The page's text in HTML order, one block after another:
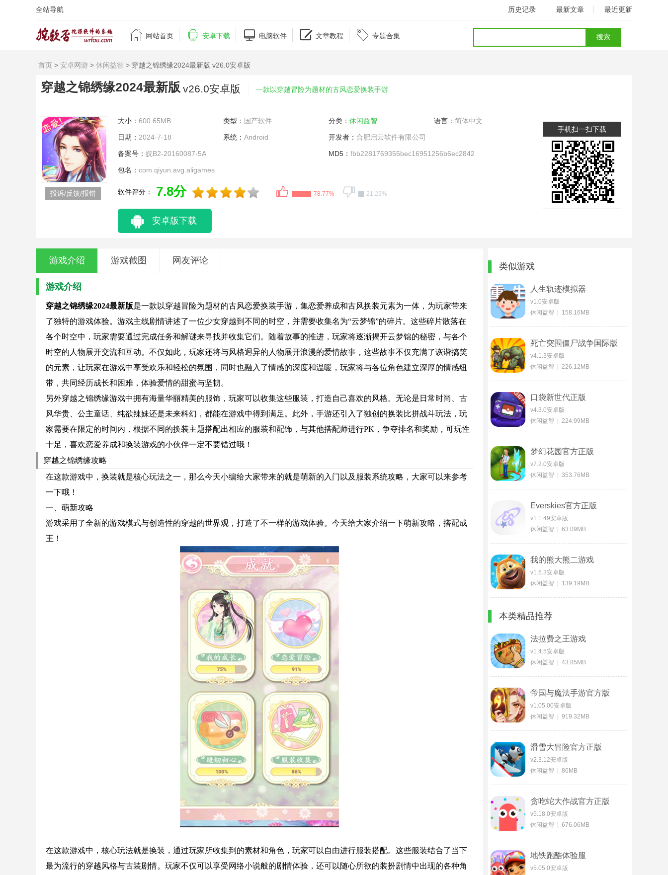
全站导航 历史记录 最新文章 最近更新
 网站首页  安卓下载  电脑软件  文章教程  专题合集
首页 > 安卓网游 > 休闲益智 > 穿越之锦绣缘2024最新版 v26.0安卓版
穿越之锦绣缘2024最新版 v26.0安卓版 一款以穿越冒险为题材的古风恋爱换装手游
投诉/反馈/报错
大小： 600.65MB 类型： 国产软件 分类： 休闲益智 语言： 简体中文
日期： 2024-7-18 系统： Android 开发者： 合肥启云软件有限公司
备案号： 皖B2-20160087-5A MD5： fbb2281769355bec16951256b6ec2842
包名： com.qiyun.avg.aligames
软件评分： 7.8分 78.77% 21.23%
安卓版下载
手机扫一扫下载
游戏介绍 游戏截图 网友评论
游戏介绍
穿越之锦绣缘2024最新版是一款以穿越冒险为题材的古风恋爱换装手游，集恋爱养成和古风换装元素为一体，为玩家带来
了独特的游戏体验。游戏主线剧情讲述了一位少女穿越到不同的时空，并需要收集名为“云梦锦”的碎片。这些碎片散落在
各个时空中，玩家需要通过完成任务和解谜来寻找并收集它们。随着故事的推进，玩家将逐渐揭开云梦锦的秘密，与各个
时空的人物展开交流和互动。不仅如此，玩家还将与风格迥异的人物展开浪漫的爱情故事，这些故事不仅充满了诙谐搞笑
的元素，让玩家在游戏中享受欢乐和轻松的氛围，同时也融入了情感的深度和温暖，玩家将与各位角色建立深厚的情感纽
带，共同经历成长和困难，体验爱情的甜蜜与坚韧。
另外穿越之锦绣缘游戏中拥有海量华丽精美的服饰，玩家可以收集这些服装，打造自己喜欢的风格。无论是日常时尚、古
风华贵、公主童话、纯欲辣妹还是未来科幻，都能在游戏中得到满足。此外，手游还引入了独创的换装比拼战斗玩法，玩
家需要在限定的时间内，根据不同的换装主题搭配出相应的服装和配饰，与其他搭配师进行PK，争夺排名和奖励，可玩性
十足，喜欢恋爱养成和换装游戏的小伙伴一定不要错过哦！
穿越之锦绣缘攻略
在这款游戏中，换装就是核心玩法之一，那么今天小编给大家带来的就是萌新的入门以及服装系统攻略，大家可以来参考
一下哦！
一、萌新攻略
游戏采用了全新的游戏模式与创造性的穿越的世界观，打造了不一样的游戏体验。今天给大家介绍一下萌新攻略，搭配成
王！
在这款游戏中，核心玩法就是换装，通过玩家所收集到的素材和角色，玩家可以自由进行服装搭配。这些服装结合了当下
最为流行的穿越风格与古装剧情。玩家不仅可以享受网络小说般的剧情体验，还可以随心所欲的装扮剧情中出现的各种角
类似游戏
人生轨迹模拟器
v1.0安卓版
休闲益智 | 158.16MB
死亡突围僵尸战争国际版
v4.1.3安卓版
休闲益智 | 226.12MB
口袋新世代正版
v4.3.0安卓版
休闲益智 | 224.99MB
梦幻花园官方正版
v7.2.0安卓版
休闲益智 | 353.76MB
Everskies官方正版
v1.1.49安卓版
休闲益智 | 63.09MB
我的熊大熊二游戏
v1.5.3安卓版
休闲益智 | 139.19MB
本类精品推荐
法拉费之王游戏
v1.4.5安卓版
休闲益智 | 43.85MB
帝国与魔法手游官方版
v1.05.00安卓版
休闲益智 | 919.32MB
滑雪大冒险官方正版
v2.3.12安卓版
休闲益智 | 86MB
贪吃蛇大作战官方正版
v5.18.0安卓版
休闲益智 | 676.06MB
地铁跑酷体验服
v5.05.0安卓版